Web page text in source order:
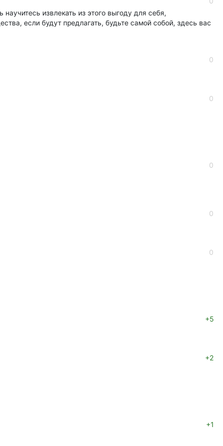
извлекать из этого выгоду для себя,
если будут предлагать, будьте самой собой, здесь вас
0
0
0
0
0
+5
+2
+1